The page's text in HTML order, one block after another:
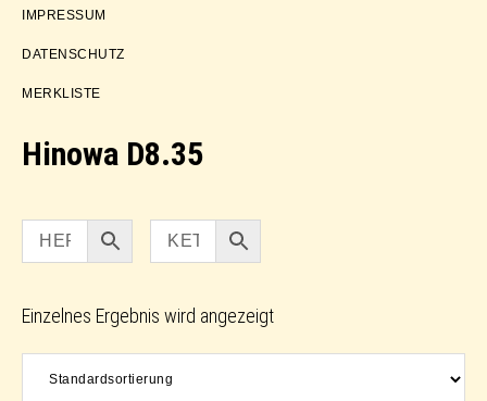
IMPRESSUM
DATENSCHUTZ
MERKLISTE
Hinowa D8.35
Einzelnes Ergebnis wird angezeigt